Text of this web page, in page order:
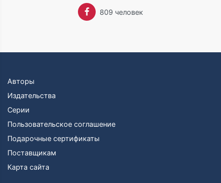
809 человек
Авторы
Издательства
Серии
Пользовательское соглашение
Подарочные сертификаты
Поставщикам
Карта сайта